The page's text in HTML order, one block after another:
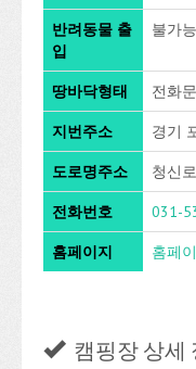
반려동물 출
입
불가능
땅바닥형태 전화
지번주소 경기
도로명주소 청신
전화번호 031-
홈페이지 홈페
캠핑장 상세